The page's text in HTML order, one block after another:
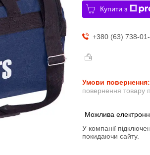
Купити з
+380 (63) 738-
повернення товару
У компанії
покидаючи сайту.